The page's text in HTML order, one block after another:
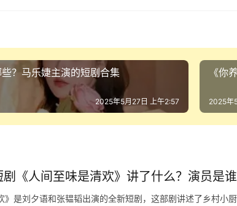
？马乐婕主演的短剧合集
2025年5月27日 上午2:57
《你
2025年
《人间至味是清欢》讲了什么？演员是谁
》是刘夕语和张韫韬出演的全新短剧，这部剧讲述了乡村